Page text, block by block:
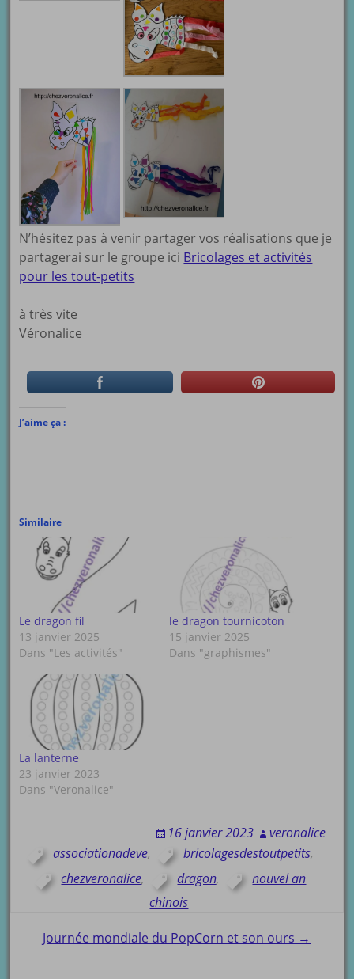
N’hésitez pas à venir partager vos réalisations que je
partagerai sur le groupe ici Bricolages et activités
pour les tout-petits
à très vite
Véronalice
J’aime ça :
Similaire
Le dragon fil
13 janvier 2025
Dans "Les activités"
le dragon tournicoton
15 janvier 2025
Dans "graphismes"
La lanterne
23 janvier 2023
Dans "Veronalice"
16 janvier 2023
veronalice
associationadeve, bricolagesdestoutpetits,
chezveronalice, dragon,
nouvel an
chinois
Post
Journée mondiale du PopCorn et son ours →